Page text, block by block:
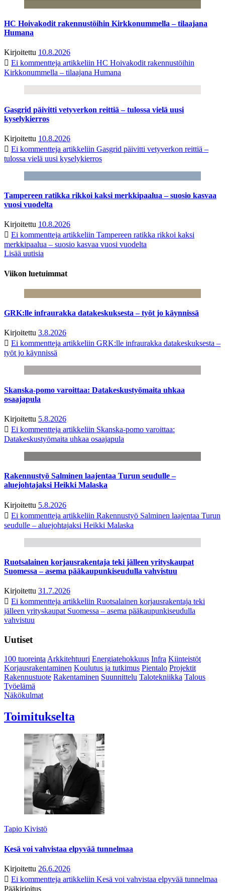
HC Hoivakodit rakennustöihin Kirkkonummella – tilaajana
Humana
Kirjoitettu 10.8.2026
Ei kommentteja artikkeliin HC Hoivakodit rakennustöihin
Kirkkonummella – tilaajana Humana
Gasgrid päivitti vetyverkon reittiä – tulossa vielä uusi
kyselykierros
Kirjoitettu 10.8.2026
Ei kommentteja artikkeliin Gasgrid päivitti vetyverkon reittiä –
tulossa vielä uusi kyselykierros
Tampereen ratikka rikkoi kaksi merkkipaalua – suosio kasvaa
vuosi vuodelta
Kirjoitettu 10.8.2026
Ei kommentteja artikkeliin Tampereen ratikka rikkoi kaksi
merkkipaalua – suosio kasvaa vuosi vuodelta
Lisää uutisia
Viikon luetuimmat
GRK:lle infraurakka datakeskuksesta – työt jo käynnissä
Kirjoitettu 3.8.2026
Ei kommentteja artikkeliin GRK:lle infraurakka datakeskuksesta –
työt jo käynnissä
Skanska-pomo varoittaa: Datakeskustyömaita uhkaa
osaajapula
Kirjoitettu 5.8.2026
Ei kommentteja artikkeliin Skanska-pomo varoittaa:
Datakeskustyömaita uhkaa osaajapula
Rakennustyö Salminen laajentaa Turun seudulle –
aluejohtajaksi Heikki Malaska
Kirjoitettu 5.8.2026
Ei kommentteja artikkeliin Rakennustyö Salminen laajentaa Turun
seudulle – aluejohtajaksi Heikki Malaska
Ruotsalainen korjausrakentaja teki jälleen yrityskaupat
Suomessa – asema pääkaupunkiseudulla vahvistuu
Kirjoitettu 31.7.2026
Ei kommentteja artikkeliin Ruotsalainen korjausrakentaja teki
jälleen yrityskaupat Suomessa – asema pääkaupunkiseudulla
vahvistuu
Uutiset
100 tuoreintaArkkitehtuuri Energiatehokkuus Infra Kiinteistöt
Korjausrakentaminen Koulutus ja tutkimus Pientalo Projektit
Rakennustuote Rakentaminen Suunnittelu Talotekniikka Talous
Työelämä
Näkökulmat
Toimitukselta
Tapio Kivistö
Kesä voi vahvistaa elpyvää tunnelmaa
Kirjoitettu 26.6.2026
Ei kommentteja artikkeliin Kesä voi vahvistaa elpyvää tunnelmaa
Pääkirjoitus